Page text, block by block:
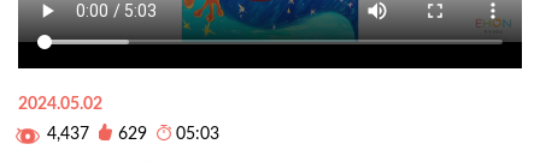
2024.05.02
4,437
629 05:03